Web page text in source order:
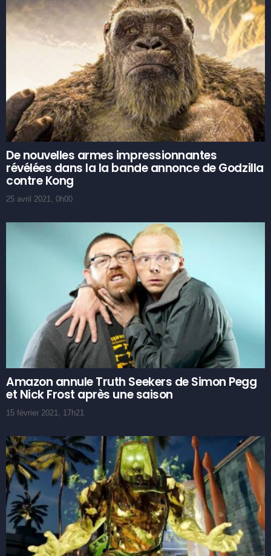
De nouvelles armes impressionnantes
révélées dans la la bande annonce de Godzilla
contre Kong
25 avril 2021, 0h00
Amazon annule Truth Seekers de Simon Pegg
et Nick Frost après une saison
15 février 2021, 17h21